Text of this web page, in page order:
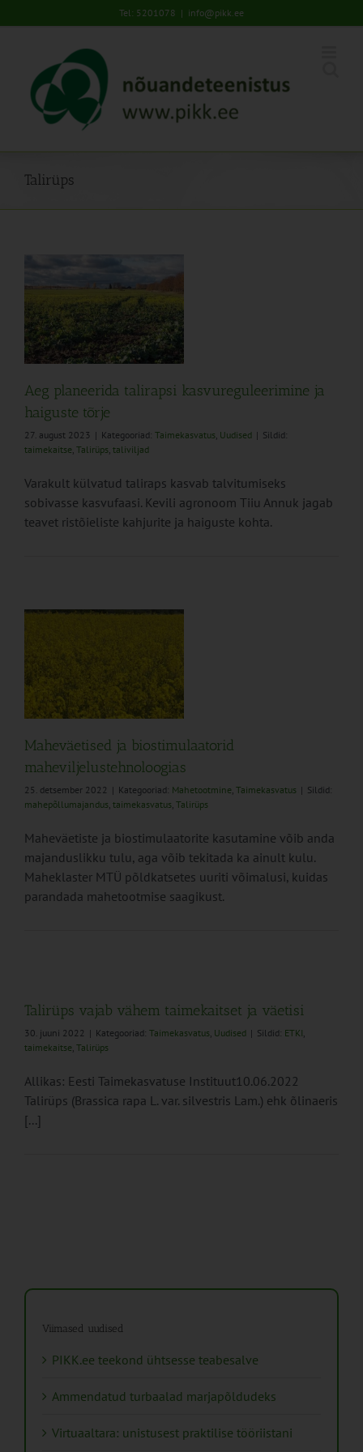
to
Tel: 5201078 | info@pikk.ee
Talirüps
Aeg planeerida talirapsi kasvureguleerimine ja
haiguste tõrje
27. august 2023 | Kategooriad: Taimekasvatus, Uudised | Sildid:
taimekaitse, Talirüps, taliviljad
Varakult külvatud taliraps kasvab talvitumiseks
sobivasse kasvufaasi. Kevili agronoom Tiiu Annuk jagab
teavet ristõieliste kahjurite ja haiguste kohta.
Maheväetised ja biostimulaatorid
maheviljelustehnoloogias
25. detsember 2022 | Kategooriad: Mahetootmine, Taimekasvatus | Sildid:
mahepõllumajandus, taimekasvatus, Talirüps
Maheväetiste ja biostimulaatorite kasutamine võib anda
majanduslikku tulu, aga võib tekitada ka ainult kulu.
Maheklaster MTÜ põldkatsetes uuriti võimalusi, kuidas
parandada mahetootmise saagikust.
Talirüps vajab vähem taimekaitset ja väetisi
30. juuni 2022 | Kategooriad: Taimekasvatus, Uudised | Sildid: ETKI,
taimekaitse, Talirüps
Allikas: Eesti Taimekasvatuse Instituut10.06.2022
Talirüps (Brassica rapa L. var. silvestris Lam.) ehk õlinaeris
[...]
Viimased uudised
PIKK.ee teekond ühtsesse teabesalve
Ammendatud turbaalad marjapõldudeks
Virtuaaltara: unistusest praktilise tööriistani